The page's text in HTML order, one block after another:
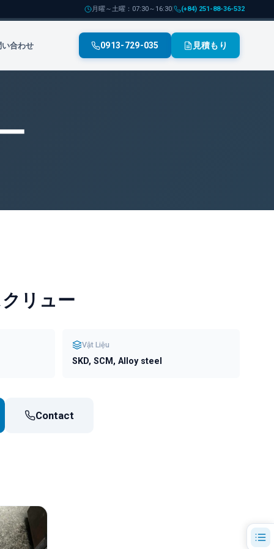
月曜～土曜：07:30～16:30| (+84) 251-88-36-532
合わせ 0913-729-035 見積もり
リュー
Vật Liệu
SKD, SCM, Alloy steel
Contact